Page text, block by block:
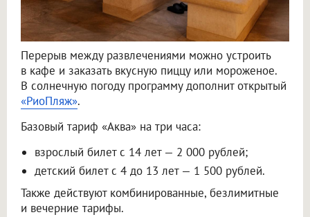
Перерыв между развлечениями можно устроить
в кафе и заказать вкусную пиццу или мороженое.
В солнечную погоду программу дополнит открытый
«РиоПляж».
Базовый тариф «Аква» на три часа:
взрослый билет с 14 лет — 2 000 рублей;
детский билет с 4 до 13 лет — 1 500 рублей.
Также действуют комбинированные, безлимитные
и вечерние тарифы.